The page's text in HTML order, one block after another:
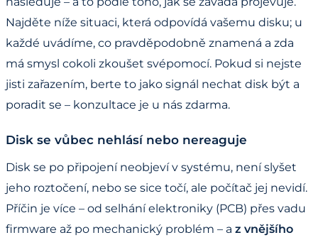
Najděte níže situaci, která odpovídá vašemu disku; u
každé uvádíme, co pravděpodobně znamená a zda
má smysl cokoli zkoušet svépomocí. Pokud si nejste
jisti zařazením, berte to jako signál nechat disk být a
poradit se – konzultace je u nás zdarma.
Disk se vůbec nehlásí nebo nereaguje
Disk se po připojení neobjeví v systému, není slyšet
jeho roztočení, nebo se sice točí, ale počítač jej nevidí.
Příčin je více – od selhání elektroniky (PCB) přes vadu
firmware až po mechanický problém – a z vnějšího